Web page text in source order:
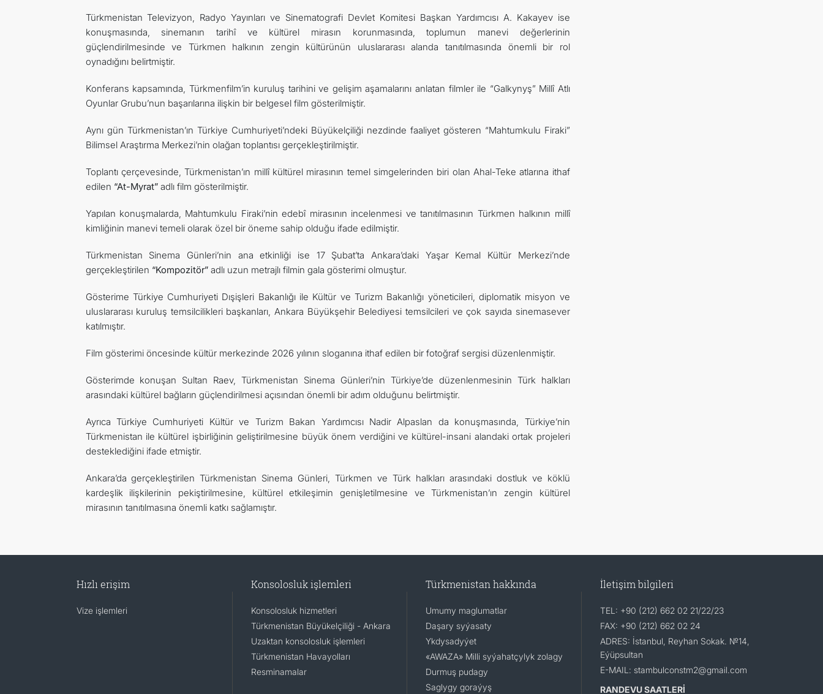
Türkmenistan Televizyon, Radyo Yayınları ve Sinematografi Devlet Komitesi Başkan Yardımcısı A. Kakayev ise
konuşmasında, sinemanın tarihî ve kültürel mirasın korunmasında, toplumun manevi değerlerinin
güçlendirilmesinde ve Türkmen halkının zengin kültürünün uluslararası alanda tanıtılmasında önemli bir rol
oynadığını belirtmiştir.
Konferans kapsamında, Türkmenfilm’in kuruluş tarihini ve gelişim aşamalarını anlatan filmler ile “Galkynyş” Millî Atlı
Oyunlar Grubu’nun başarılarına ilişkin bir belgesel film gösterilmiştir.
Aynı gün Türkmenistan’ın Türkiye Cumhuriyeti’ndeki Büyükelçiliği nezdinde faaliyet gösteren “Mahtumkulu Firaki”
Bilimsel Araştırma Merkezi’nin olağan toplantısı gerçekleştirilmiştir.
Toplantı çerçevesinde, Türkmenistan’ın millî kültürel mirasının temel simgelerinden biri olan Ahal-Teke atlarına ithaf
edilen “At-Myrat”adlı film gösterilmiştir.
Yapılan konuşmalarda, Mahtumkulu Firaki’nin edebî mirasının incelenmesi ve tanıtılmasının Türkmen halkının millî
kimliğinin manevi temeli olarak özel bir öneme sahip olduğu ifade edilmiştir.
Türkmenistan Sinema Günleri’nin ana etkinliği ise 17 Şubat’ta Ankara’daki Yaşar Kemal Kültür Merkezi’nde
gerçekleştirilen “Kompozitör”adlı uzun metrajlı filmin gala gösterimi olmuştur.
Gösterime Türkiye Cumhuriyeti Dışişleri Bakanlığı ile Kültür ve Turizm Bakanlığı yöneticileri, diplomatik misyon ve
uluslararası kuruluş temsilcilikleri başkanları, Ankara Büyükşehir Belediyesi temsilcileri ve çok sayıda sinemasever
katılmıştır.
Film gösterimi öncesinde kültür merkezinde 2026 yılının sloganına ithaf edilen bir fotoğraf sergisi düzenlenmiştir.
Gösterimde konuşan Sultan Raev, Türkmenistan Sinema Günleri’nin Türkiye’de düzenlenmesinin Türk halkları
arasındaki kültürel bağların güçlendirilmesi açısından önemli bir adım olduğunu belirtmiştir.
Ayrıca Türkiye Cumhuriyeti Kültür ve Turizm Bakan Yardımcısı Nadir Alpaslan da konuşmasında, Türkiye’nin
Türkmenistan ile kültürel işbirliğinin geliştirilmesine büyük önem verdiğini ve kültürel-insani alandaki ortak projeleri
desteklediğini ifade etmiştir.
Ankara’da gerçekleştirilen Türkmenistan Sinema Günleri, Türkmen ve Türk halkları arasındaki dostluk ve köklü
kardeşlik ilişkilerinin pekiştirilmesine, kültürel etkileşimin genişletilmesine ve Türkmenistan’ın zengin kültürel
mirasının tanıtılmasına önemli katkı sağlamıştır.
Hızlı erişim
Vize işlemleri
Konsolosluk işlemleri
Konsolosluk hizmetleri
Türkmenistan Büyükelçiliği - Ankara
Uzaktan konsolosluk işlemleri
Türkmenistan Havayolları
Resminamalar
Türkmenistan hakkında
Umumy maglumatlar
Daşary syýasaty
Ykdysadyýet
«AWAZA» Milli syýahatçylyk zolagy
Durmuş pudagy
Saglygy goraýyş
İletişim bilgileri
TEL: +90 (212) 662 02 21/22/23
FAX: +90 (212) 662 02 24
ADRES: İstanbul, Reyhan Sokak. №14,
Eýüpsultan
E-MAIL: stambulconstm2@gmail.com
RANDEVU SAATLERİ